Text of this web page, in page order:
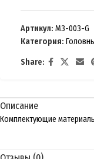
Артикул: M3-003-G
Категория:
Share:
Описание
Комплектующие